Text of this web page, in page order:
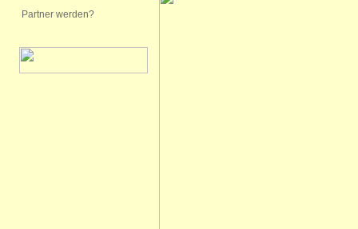
Partner werden?